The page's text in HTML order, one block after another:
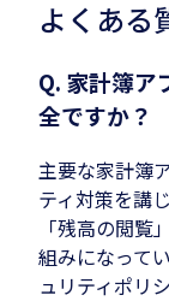
よくある
Q. 家計簿ア
全ですか？
主要な家計簿
ティ対策を講
「残高の閲
組みになって
ュリティポリ